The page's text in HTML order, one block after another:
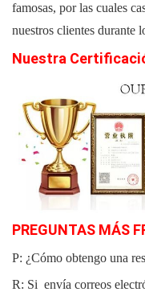
famosas, por las cuales
nuestros clientes durante
Nuestra
PREGUNTAS MÁS
P: ¿Cómo obtengo una
R: Si envía correos